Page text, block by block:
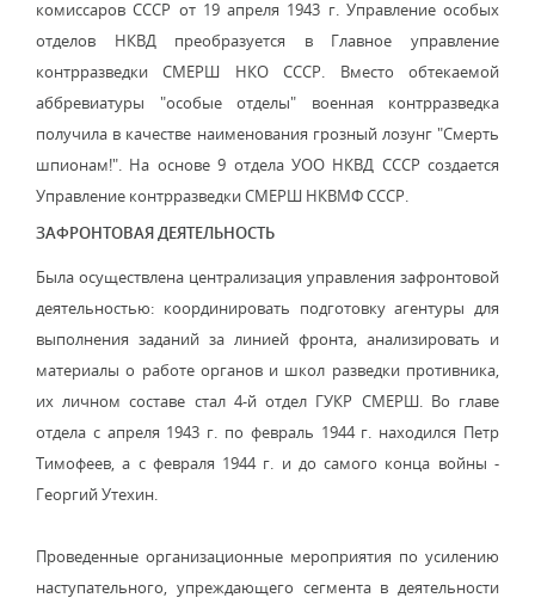
комиссаров СССР от 19 апреля 1943 г. Управление особых
отделов НКВД преобразуется в Главное управление
контрразведки СМЕРШ НКО СССР. Вместо обтекаемой
аббревиатуры "особые отделы" военная контрразведка
получила в качестве наименования грозный лозунг "Смерть
шпионам!". На основе 9 отдела УОО НКВД СССР создается
Управление контрразведки СМЕРШ НКВМФ СССР.
ЗАФРОНТОВАЯ ДЕЯТЕЛЬНОСТЬ
Была осуществлена централизация управления зафронтовой
деятельностью: координировать подготовку агентуры для
выполнения заданий за линией фронта, анализировать и
материалы о работе органов и школ разведки противника,
их личном составе стал 4-й отдел ГУКР СМЕРШ. Во главе
отдела с апреля 1943 г. по февраль 1944 г. находился Петр
Тимофеев, а с февраля 1944 г. и до самого конца войны -
Георгий Утехин.
Проведенные организационные мероприятия по усилению
наступательного, упреждающего сегмента в деятельности